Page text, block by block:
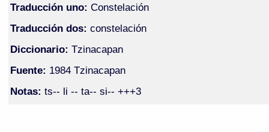
Traducción uno: Constelación
Traducción dos: constelación
Diccionario: Tzinacapan
Fuente: 1984 Tzinacapan
Notas: ts-- li -- ta-- si-- +++3